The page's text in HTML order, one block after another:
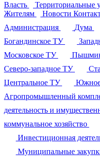
Власть
Территориальные
Жителям
Новости
Администрация
Дума
Богандинское ТУ
Московское ТУ
Северо-западное ТУ
Центральное ТУ
Агропромышленный
деятельность и
коммунальное хозяйство
Инвестиционная
Муниципальные